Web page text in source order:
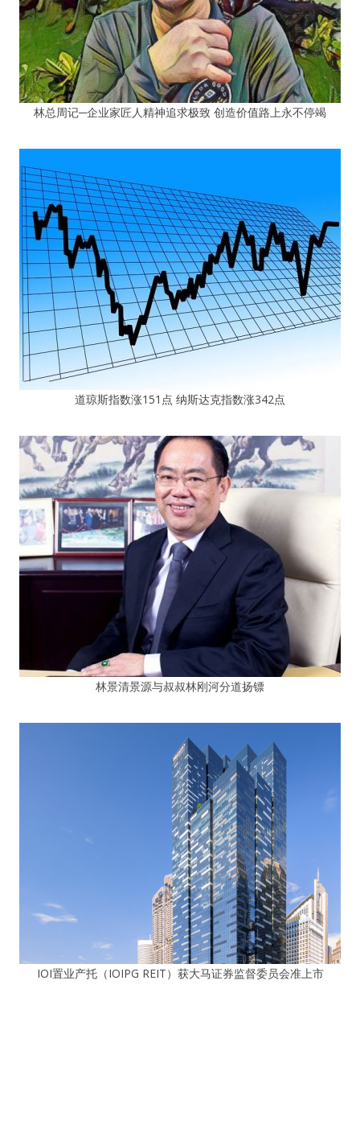
林总周记─企业家匠人精神追求极致 创造价值路上永不停竭
道琼斯指数涨151点 纳斯达克指数涨342点
林景清景源与叔叔林刚河分道扬镖
IOI置业产托（IOIPG REIT）获大马证券监督委员会准上市